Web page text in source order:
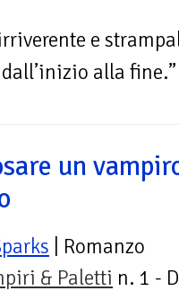
e
alla
un
| Romanzo
& Paletti n. 1 -